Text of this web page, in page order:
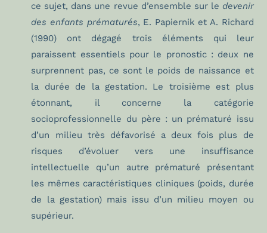
ce sujet, dans une revue d’ensemble sur le devenir
des enfants prématurés, E. Papiernik et A. Richard
(1990) ont dégagé trois éléments qui leur
paraissent essentiels pour le pronostic : deux ne
surprennent pas, ce sont le poids de naissance et
la durée de la gestation. Le troisième est plus
étonnant, il concerne la catégorie
socioprofessionnelle du père : un prématuré issu
d’un milieu très défavorisé a deux fois plus de
risques d’évoluer vers une insuffisance
intellectuelle qu’un autre prématuré présentant
les mêmes caractéristiques cliniques (poids, durée
de la gestation) mais issu d’un milieu moyen ou
supérieur.